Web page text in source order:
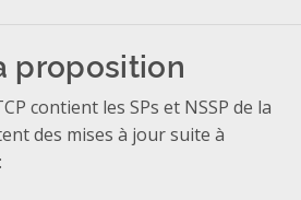
proposition
contient les SPs et NSSP de la
des mises à jour suite à